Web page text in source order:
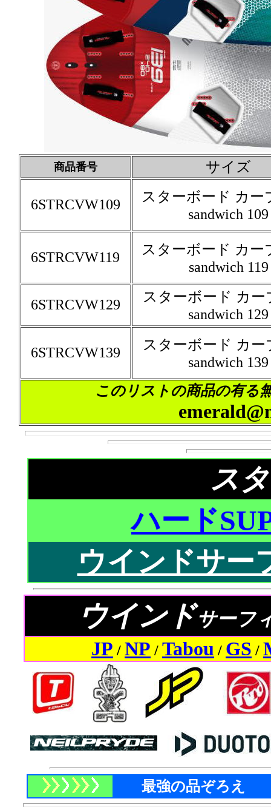
商品番号 サイズ
6STRCVW109
スターボード カ
sandwich 109
6STRCVW119
スターボード カ
sandwich 119
6STRCVW129
スターボード カ
sandwich 129
6STRCVW139
スターボード カ
sandwich 139
このリストの商品の有る
ス
ハード
ウインドサー
ウインドサーフ
JP / NP / Tabou / GS /
最強の品ぞろえ